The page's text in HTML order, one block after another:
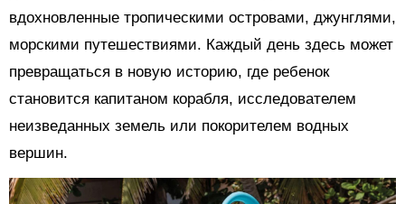
вдохновленные тропическими островами, джунглями,
морскими путешествиями. Каждый день здесь может
превращаться в новую историю, где ребенок
становится капитаном корабля, исследователем
неизведанных земель или покорителем водных
вершин.